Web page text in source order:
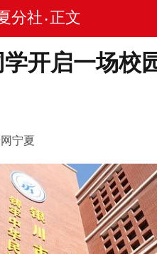
分社 • 正文
开启一场校
宁夏